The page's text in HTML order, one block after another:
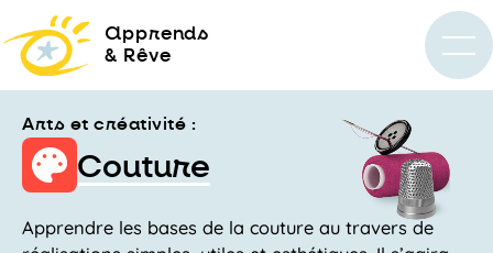
apprends
& Rêve
Arts et créativité :
Couture
Apprendre les bases de la couture au travers de